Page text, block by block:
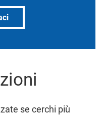
se cerchi più